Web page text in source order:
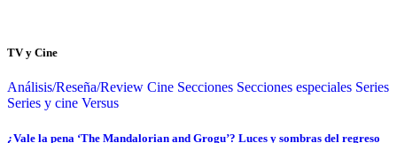
TV y Cine
Análisis/Reseña/Review Cine Secciones Secciones especiales Series
Series y cine Versus
¿Vale la pena ‘The Mandalorian and Grogu’? Luces y sombras del regreso